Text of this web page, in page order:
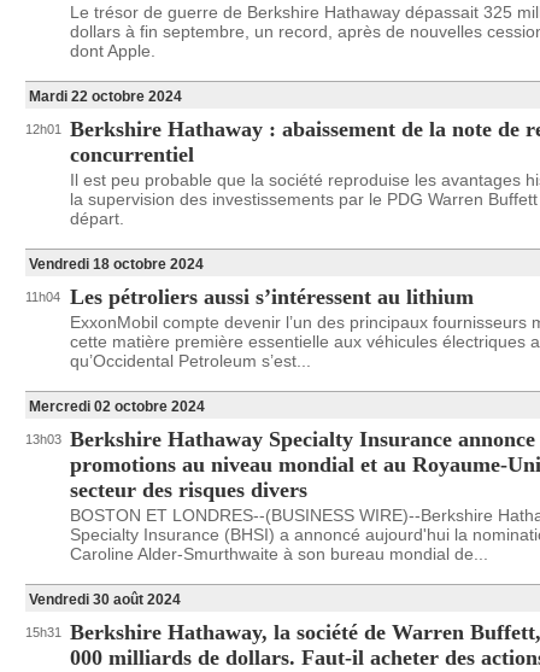
Le trésor de guerre de Berkshire Hathaway dépassait 325
dollars à fin septembre, un record, après de nouvelles
dont Apple.
Mardi 22 octobre 2024
12h01
Berkshire Hathaway : abaissement de la note de
concurrentiel
Il est peu probable que la société reproduise les avantages
la supervision des investissements par le PDG Warren
départ.
Vendredi 18 octobre 2024
11h04 Les pétroliers aussi s’intéressent au lithium
ExxonMobil compte devenir l’un des principaux fournisseurs
cette matière première essentielle aux véhicules électriques
qu’Occidental Petroleum s’est...
Mercredi 02 octobre 2024
13h03 Berkshire Hathaway Specialty Insurance annonce
promotions au niveau mondial et au Royaume-
secteur des risques divers
BOSTON ET LONDRES--(BUSINESS WIRE)--Berkshire
Specialty Insurance (BHSI) a annoncé aujourd'hui la
Caroline Alder-Smurthwaite à son bureau mondial de...
Vendredi 30 août 2024
15h31
Berkshire Hathaway, la société de Warren
000 milliards de dollars. Faut-il acheter des